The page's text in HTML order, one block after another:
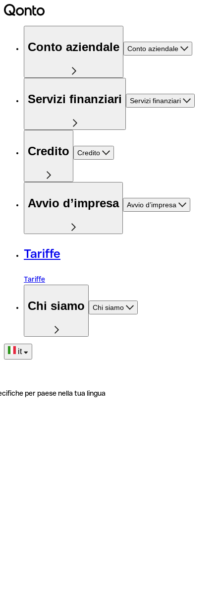
Conto aziendale Conto aziendale
Servizi finanziari Servizi finanziari
Credito Credito
Avvio d’impresa Avvio d’impresa
Tariffe
Tariffe
Chi siamo Chi siamo
it
per paese nella tua lingua